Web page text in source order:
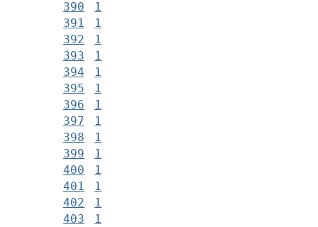
390
1
391
1
392
1
393
1
394
1
395
1
396
1
397
1
398
1
399
1
400
1
401
1
402
1
403
1